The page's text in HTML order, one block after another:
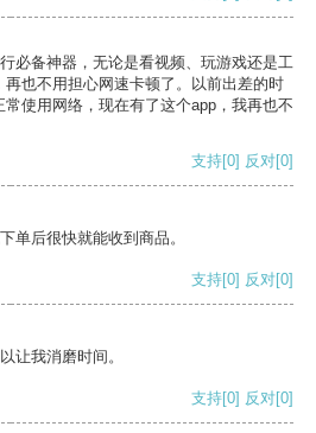
必备神器，无论是看视频、玩游戏还是工
也不用担心网速卡顿了。以前出差的时
使用网络，现在有了这个app，我再也不
支持[0] 反对[0]
单后很快就能收到商品。
支持[0] 反对[0]
让我消磨时间。
支持[0] 反对[0]